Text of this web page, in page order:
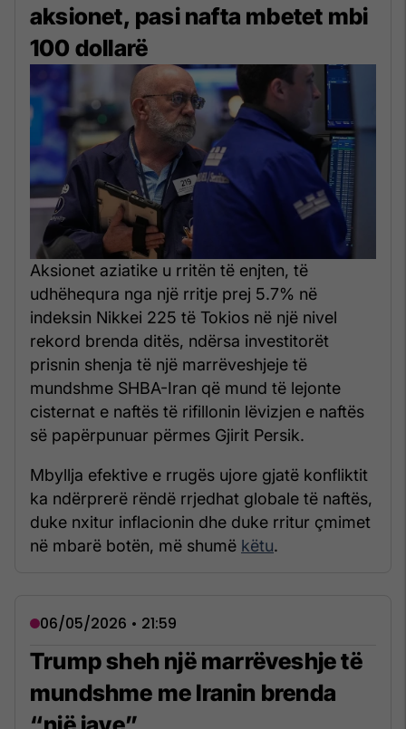
aksionet, pasi nafta mbetet mbi
100 dollarë
Aksionet aziatike u rritën të enjten, të
udhëhequra nga një rritje prej 5.7% në
indeksin Nikkei 225 të Tokios në një nivel
rekord brenda ditës, ndërsa investitorët
prisnin shenja të një marrëveshjeje të
mundshme SHBA-Iran që mund të lejonte
cisternat e naftës të rifillonin lëvizjen e naftës
së papërpunuar përmes Gjirit Persik.
Mbyllja efektive e rrugës ujore gjatë konfliktit
ka ndërprerë rëndë rrjedhat globale të naftës,
duke nxitur inflacionin dhe duke rritur çmimet
në mbarë botën, më shumë këtu.
06/05/2026 • 21:59
Trump sheh një marrëveshje të
mundshme me Iranin brenda